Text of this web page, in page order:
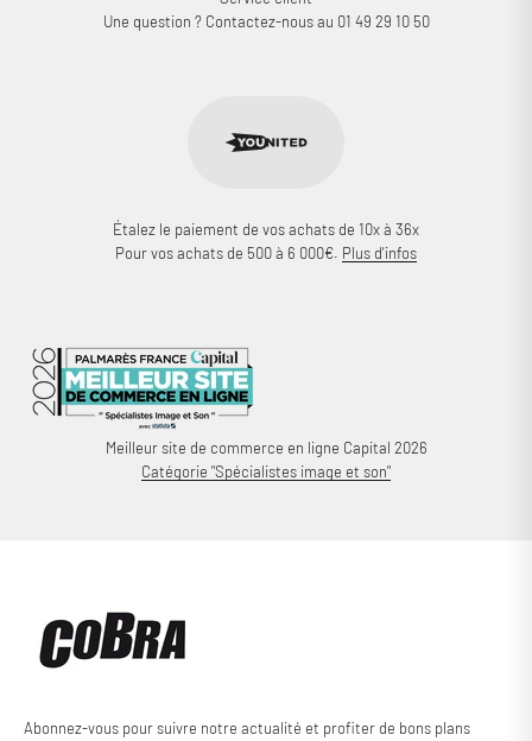
Une question ? Contactez-nous au 01 49 29 10 50
Étalez le paiement de vos achats de 10x à 36x
Pour vos achats de 500 à 6 000€. Plus d'infos
Meilleur site de commerce en ligne Capital 2026
Catégorie "Spécialistes image et son"
Abonnez-vous pour suivre notre actualité et profiter de bons plans